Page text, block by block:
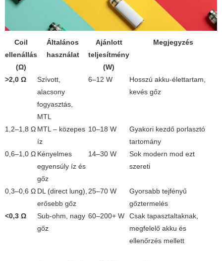
Coil
ellenállás
(Ω)
Általános
használat
Ajánlott
teljesítmény
(W)
Megjegyzés
>2,0 Ω
Szívott,
alacsony
fogyasztás,
MTL
6–12 W
Hosszú akku-élettartam,
kevés gőz
1,2–1,8 Ω MTL – közepes
íz
10–18 W
Gyakori kezdő porlasztó
tartomány
0,6–1,0 Ω Kényelmes
egyensúly íz és
gőz
14–30 W
Sok modern mod ezt
szereti
0,3–0,6 Ω DL (direct lung),
erősebb gőz
25–70 W
Gyorsabb tejfényű
gőztermelés
<0,3 Ω
Sub-ohm, nagy
gőz
60–200+ W
Csak tapasztaltaknak,
megfelelő akku és
ellenőrzés mellett